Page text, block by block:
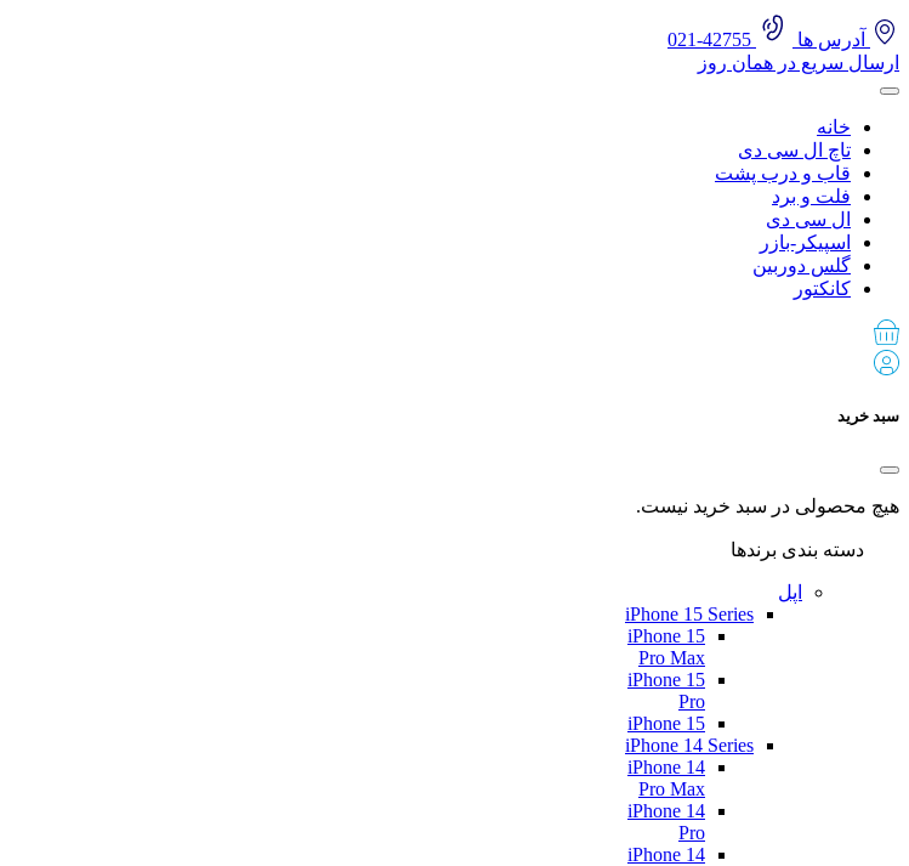
آدرس ها
ارسال سریع در همان روز
خانه
تاچ ال سی دی
قاب و درب پشت
فلت و برد
ال سی دی
اسپیکر-بازر
گلس دوربین
کانکتور
سبد خرید
هیچ محصولی در سبد خرید نیست.
دسته بندی برندها
اپل
iPhone 15 Series
iPhone 15
Pro Max
iPhone 15
Pro
iPhone 15
iPhone 14 Series
iPhone 14
Pro Max
iPhone 14
Pro
iPhone 14